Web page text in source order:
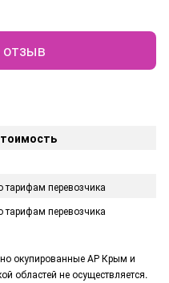
тарифам перевозчика
тарифам перевозчика
окупированные АР Крым и
областей не осуществляется.